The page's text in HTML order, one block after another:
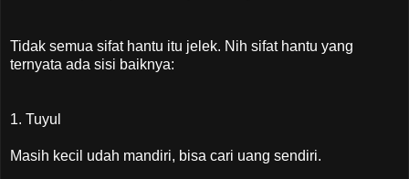
Tidak semua sifat hantu itu jelek. Nih sifat hantu yang
ternyata ada sisi baiknya:
1. Tuyul
Masih kecil udah mandiri, bisa cari uang sendiri.